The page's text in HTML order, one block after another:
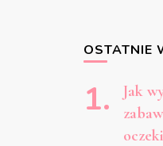
OSTATNIE
Jak